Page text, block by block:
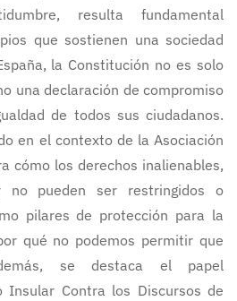
resulta fundamental
que sostienen una sociedad
la Constitución no es solo
una declaración de compromiso
de todos sus ciudadanos.
en el contexto de la Asociación
cómo los derechos inalienables,
no pueden ser restringidos o
pilares de protección para la
qué no podemos permitir que
se destaca el papel
Insular Contra los Discursos de